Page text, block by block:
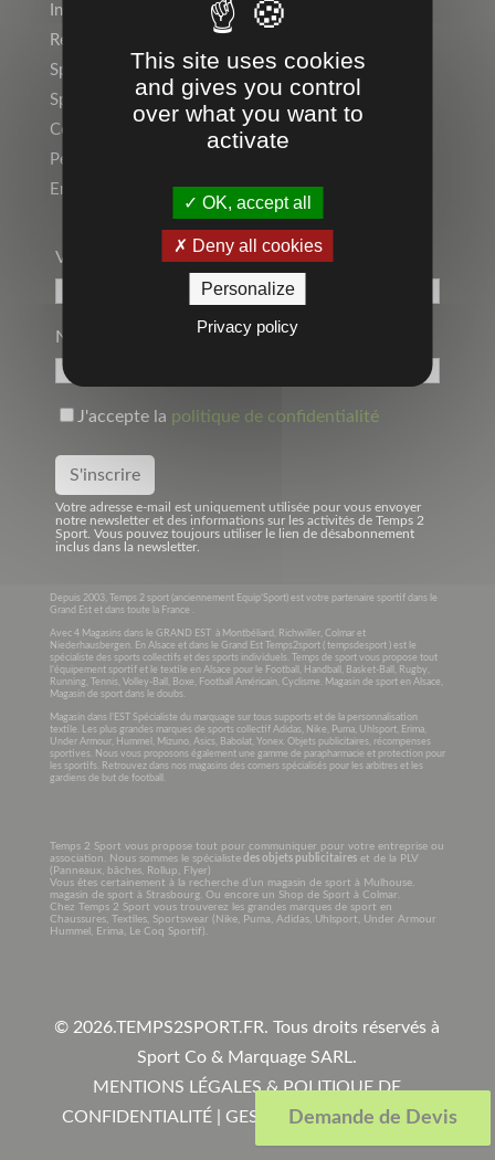
Indépendant ? Rejoignez le Réseau Temps 2 Sport !
Rejoignez l’équipe !
Sports Individuels
Sport Collectif
Collectivités, Scolaire
Personnalisation, Marquage
Entreprise, Communication par l’objet
Votre Adresse Mail*
Nom
J'accepte la politique de confidentialité
Votre adresse e-mail est uniquement utilisée pour vous envoyer
notre newsletter et des informations sur les activités de Temps 2
Sport. Vous pouvez toujours utiliser le lien de désabonnement
inclus dans la newsletter.
Depuis 2003, Temps 2 sport (anciennement Equip’Sport) est votre partenaire sportif dans le
Grand Est et dans toute la France .
Avec 4 Magasins dans le GRAND EST à Montbéliard, Richwiller, Colmar et
Niederhausbergen. En Alsace et dans le Grand Est Temps2sport ( tempsdesport ) est le
spécialiste des sports collectifs et des sports individuels. Temps de sport vous propose tout
l’équipement sportif et le textile en Alsace pour le Football, Handball, Basket-Ball, Rugby,
Running, Tennis, Volley-Ball, Boxe, Football Américain, Cyclisme. Magasin de sport en Alsace,
Magasin de sport dans le doubs.
Magasin dans l’EST Spécialiste du marquage sur tous supports et de la personnalisation
textile. Les plus grandes marques de sports collectif Adidas, Nike, Puma, Uhlsport, Erima,
Under Armour, Hummel, Mizuno, Asics, Babolat, Yonex. Objets publicitaires, récompenses
sportives. Nous vous proposons également une gamme de parapharmacie et protection pour
les sportifs. Retrouvez dans nos magasins des corners spécialisés pour les arbitres et les
gardiens de but de football.
Temps 2 Sport vous propose tout pour communiquer pour votre entreprise ou
association. Nous sommes le spécialistedes objets publicitaireset de la PLV
(Panneaux, bâches, Rollup, Flyer)
Vous êtes certainement à la recherche d’un magasin de sport à Mulhouse.
magasin de sport à Strasbourg. Ou encore un Shop de Sport à Colmar.
Chez Temps 2 Sport vous trouverez les grandes marques de sport en
Chaussures, Textiles, Sportswear (Nike, Puma, Adidas, Uhlsport, Under Armour
Hummel, Erima, Le Coq Sportif).
Demande de Devis
© 2026.TEMPS2SPORT.FR. Tous droits réservés à
Sport Co & Marquage SARL.
MENTIONS LÉGALES & POLITIQUE DE
CONFIDENTIALITÉ| GESTION COOKIES|CGV
This site uses cookies
and gives you control
over what you want to
activate
OK, accept all
Deny all cookies
Personalize
Privacy policy